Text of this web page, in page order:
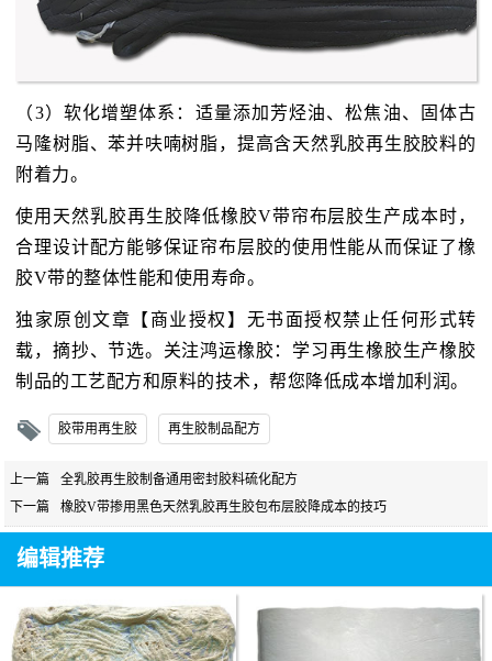
（3）软化增塑体系：适量添加芳烃油、松焦油、固体古
马隆树脂、苯并呋喃树脂，提高含天然乳胶再生胶胶料的
附着力。
使用天然乳胶再生胶降低橡胶V带帘布层胶生产成本时，
合理设计配方能够保证帘布层胶的使用性能从而保证了橡
胶V带的整体性能和使用寿命。
独家原创文章【商业授权】无书面授权禁止任何形式转
载，摘抄、节选。关注鸿运橡胶：学习再生橡胶生产橡胶
制品的工艺配方和原料的技术，帮您降低成本增加利润。
胶带用再生胶 再生胶制品配方
上一篇
全乳胶再生胶制备通用密封胶料硫化配方
下一篇
橡胶V带掺用黑色天然乳胶再生胶包布层胶降成本的技巧
编辑推荐